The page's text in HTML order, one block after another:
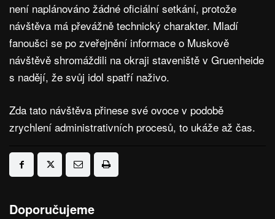
není naplánováno žádné oficiální setkání, protože
návštěva má převážně technický charakter. Mladí
fanoušci se po zveřejnění informace o Muskově
návštěvě shromáždili na okraji staveniště v Gruenheide
s nadějí, že svůj idol spatří naživo.
Zda tato návštěva přinese své ovoce v podobě
zrychlení administrativních procesů, to ukáže až čas.
Doporučujeme